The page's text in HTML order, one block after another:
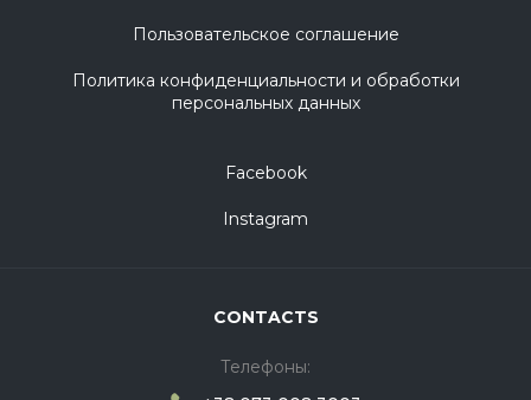
Пользовательское соглашение
Политика конфиденциальности и обработки
персональных данных
Facebook
Instagram
CONTACTS
Телефоны: